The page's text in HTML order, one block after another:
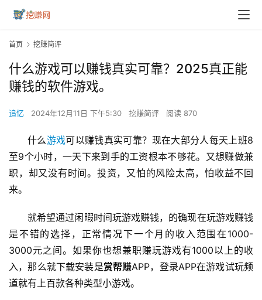
首页 挖赚简评
什么游戏可以赚钱真实可靠？2025真正能
赚钱的软件游戏。
追忆 2024年12月11日 下午5:30 挖赚简评 阅读 870
什么游戏可以赚钱真实可靠？现在大部分人每天上班8
至9个小时，一天下来到手的工资根本不够花。又想赚做兼
职，却又没有时间。投资，又怕的风险太高，怕收益不回
来。
就希望通过闲暇时间玩游戏赚钱，的确现在玩游戏赚钱
是不错的选择，正常情况下一个月的收入范围在1000-
3000元之间。如果你也想兼职赚玩游戏有1000以上的收
入，那么就下载安装是赏帮赚APP，登录APP在游戏试玩频
道就有上百款各种类型小游戏。